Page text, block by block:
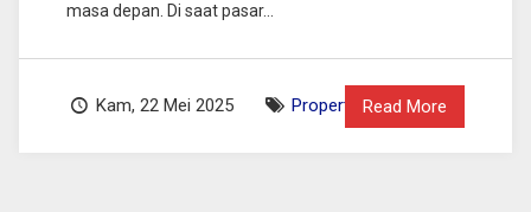
masa depan. Di saat pasar...
Kam, 22 Mei 2025 Property NewsRead More